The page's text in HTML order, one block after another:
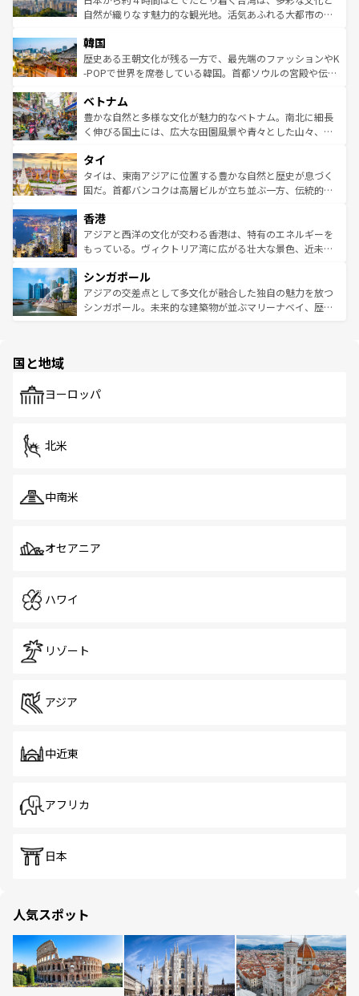
ク、伝統的なフラダンスなど、すべてがハワイの魅力を彩
ワイを、存分に味わってほしい。 なお、新着のハワイ情報
はコンテンツ一覧を参照してほしい。
ど、見どころがたくさん。また、カフェやワイン、オージ
いる。アクティビティも充実しており、サーフィンやダイ
ビング、ハイキングなど、アウトドア好きにはたまらな
い。オーストラリアの多彩な魅力を存分に味わいつくそ
参照してほしい。
自然が織りなす魅力的な観光地。活気あふれる大都市の台
ン）、静ひつな山岳地帯である台湾東部など、都市の喧騒
と山間の静けさが共存しており、訪れる人に新しい発見と
驚きをもたらしてくれる。また、奥深い台湾の食文化も魅
容にもいいと評判のスイーツなど、バラエティ豊かな料理
が味わえる。 なお、新着の台湾情報は コンテンツ一覧を参
照してほしい。
韓国
歴史ある王朝文化が残る一方で、最先端のファッションやK
-POPで世界を席巻している韓国。首都ソウルの宮殿や伝統
き、地方に足を延ばせば四季折々の自然美を楽しむことが
できる。そして、キムチや焼肉、絶品のストリートフード
まで、さまざまな韓国料理が待っている。夜には、韓国な
リティに包まれながら、韓国の多彩な魅力を心ゆくまで味
わってみてほしい。 なお、新着の韓国情報はコンテンツ一
覧を参照してほしい。
ベトナム
豊かな自然と多様な文化が魅力的なベトナム。南北に細長
く伸びる国土には、広大な田園風景や青々とした山々、世
急速な発展と共に伝統が息づく。ハノイの古い町並みやホ
ーチミン市のフランス統治時代の建物も、独特の雰囲気を
醸し出している。また、バラエティの豊かさとおいしさで
とつ。フォーやバインミー、ベトナムコーヒーなどは、ぜ
ひ現地で味わいたい。どの地域を訪れてもあたたかい人々
が旅行者を迎えてくれるので、きっと忘れられない旅にな
参照してほしい。
タイ
タイは、東南アジアに位置する豊かな自然と歴史が息づく
国だ。首都バンコクは高層ビルが立ち並ぶ一方、伝統的な
の活気が交差している。北部ではチェンマイなどの山岳地
帯で自然と触れ合い、南部ではプーケットやクラビの美し
いビーチでリゾート気分を楽しむことができる。タイ料理
激する。気候は一年中温暖で、どの季節にも異なる楽しみ
が待っている。親しみやすいタイの人々、仏教を中心とし
た文化、そして多様な観光資源が、訪れる旅人を魅了し続
香港
アジアと西洋の文化が交わる香港は、特有のエネルギーを
もっている。ヴィクトリア湾に広がる壮大な景色、近未来
み、どこを訪れても感動するはず。観光スポットが密集し
ており、効率よく見どころを回れるのも魅力。息をのむよ
うな絶景から文化的な体験まで、香港を存分に楽しみ尽く
シンガポール
アジアの交差点として多文化が融合した独自の魅力を放つ
シンガポール。未来的な建築物が並ぶマリーナベイ、歴史
で、ホーカーズは地元の風情を楽しめる外せないスポット
国と地域
ヨーロッパ
北米
中南米
オセアニア
ハワイ
リゾート
アジア
中近東
アフリカ
日本
人気スポット